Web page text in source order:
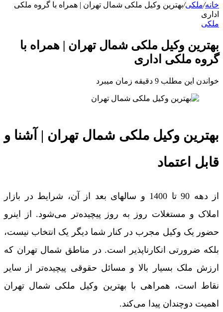
خانه/ملکی/بهترین وکیل ملکی شمال تهران | همراه با گروه ملکی
اداری
ملکی
بهترین وکیل ملکی شمال تهران | همراه با
گروه ملکی اداری
خواندن این مطلب 9 دقیقه زمان میبرد
بهترین وکیل ملکی شمال تهران | آشنا و
قابل اعتماد
از دهه 90 تا 1400 و سالهای بعد از آن، شرایط در بازار
املاک و مستغلات روز به روز پیچیده‌تر می‌شود. از اینرو
حضور یک وکیل مجرب در کنار شما دیگر یک انتخاب نیست،
بلکه ضرورتی انکارناپذیر است. در مناطق شمال تهران که
ارزش ملک بسیار بالا و مسائل حقوقی پیچیده‌تر از سایر
نقاط است، همراهی با بهترین وکیل ملکی شمال تهران
اهمیت دوچندان پیدا می‌کند.